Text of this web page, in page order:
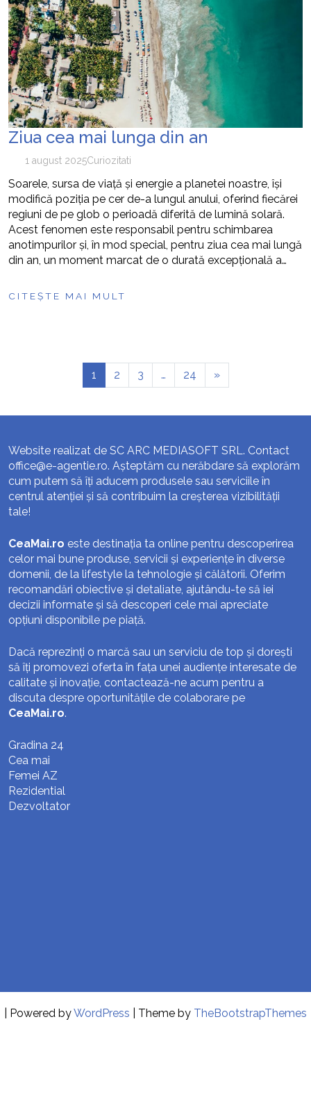
Ziua cea mai lunga din an
1 august 2025Curiozitati
Soarele, sursa de viață și energie a planetei noastre, își
modifică poziția pe cer de-a lungul anului, oferind fiecărei
regiuni de pe glob o perioadă diferită de lumină solară.
Acest fenomen este responsabil pentru schimbarea
anotimpurilor și, în mod special, pentru ziua cea mai lungă
din an, un moment marcat de o durată excepțională a…
CITEȘTE MAI MULT
1 2 3 … 24 »
Website realizat de SC ARC MEDIASOFT SRL. Contact
office@e-agentie.ro. Așteptăm cu nerăbdare să explorăm
cum putem să îți aducem produsele sau serviciile în
centrul atenției și să contribuim la creșterea vizibilității
tale!
CeaMai.ro este destinația ta online pentru descoperirea
celor mai bune produse, servicii și experiențe în diverse
domenii, de la lifestyle la tehnologie și călătorii. Oferim
recomandări obiective și detaliate, ajutându-te să iei
decizii informate și să descoperi cele mai apreciate
opțiuni disponibile pe piață.
Dacă reprezinți o marcă sau un serviciu de top și dorești
să îți promovezi oferta în fața unei audiențe interesate de
calitate și inovație, contactează-ne acum pentru a
discuta despre oportunitățile de colaborare pe
CeaMai.ro.
Gradina 24
Cea mai
Femei AZ
Rezidential
Dezvoltator
| Powered byWordPress | Theme by TheBootstrapThemes